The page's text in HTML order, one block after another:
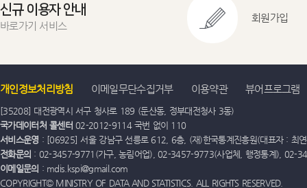
신규 이용자 안내
바로가기 서비스
회원가입
개인정보처리방침 이메일무단수집거부 이용약관 뷰어프로그램
[35208] 대전광역시 서구 청사로 189 (둔산동, 정부대전청사 3동)
국가데이터처 콜센터 02-2012-9114 국번 없이 110
서비스운영 : [06925] 서울 강남구 선릉로 612, 6층, (재)한국통계진흥원(대표자 : 최
전화문의 : 02-3457-9771(가구, 농림어업), 02-3457-9773(사업체, 행정통계), 02-
이메일문의 : mdis.kspi@gmail.com
COPYRIGHT© MINISTRY OF DATA AND STATISTICS. ALL RIGHTS RESERVED.